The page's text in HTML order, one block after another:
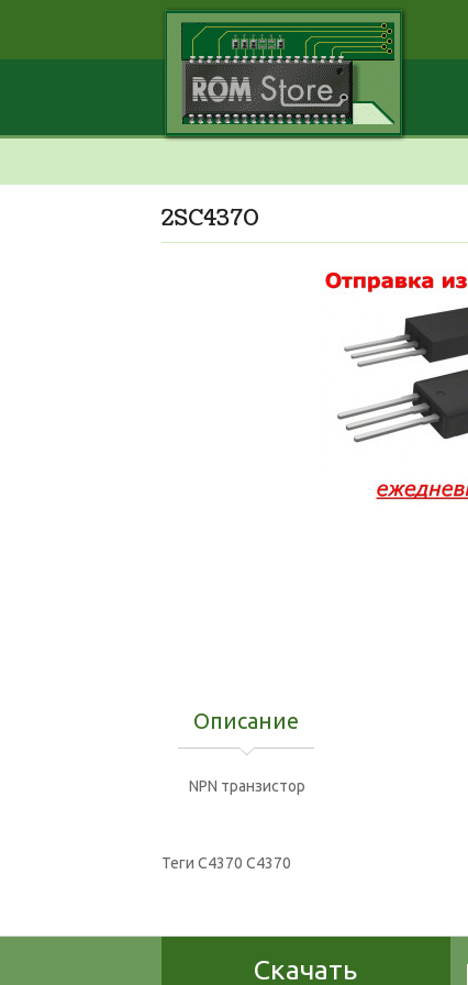
2SC4370
Описание
NPN транзистор
Теги C4370 С4370
Скачать